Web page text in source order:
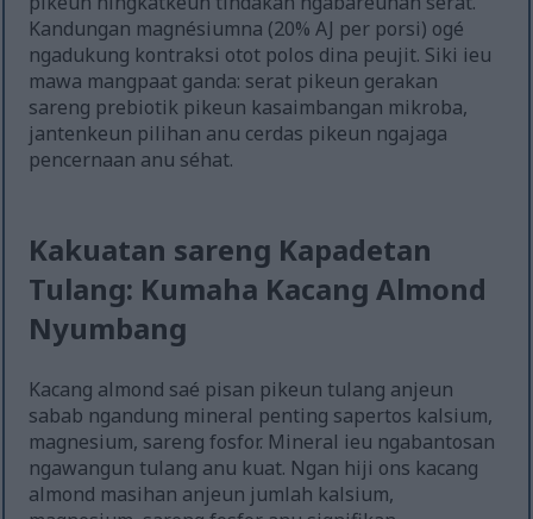
Kandungan magnésiumna (20% AJ per porsi) ogé
ngadukung kontraksi otot polos dina peujit. Siki ieu
mawa mangpaat ganda: serat pikeun gerakan
sareng prebiotik pikeun kasaimbangan mikroba,
jantenkeun pilihan anu cerdas pikeun ngajaga
pencernaan anu séhat.
Kakuatan sareng Kapadetan
Tulang: Kumaha Kacang Almond
Nyumbang
Kacang almond saé pisan pikeun tulang anjeun
sabab ngandung mineral penting sapertos kalsium,
magnesium, sareng fosfor. Mineral ieu ngabantosan
ngawangun tulang anu kuat. Ngan hiji ons kacang
almond masihan anjeun jumlah kalsium,